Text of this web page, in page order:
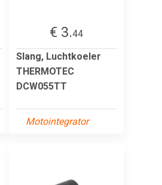
€ 3.44
Slang, Luchtkoeler
THERMOTEC
DCW055TT
Motointegrator